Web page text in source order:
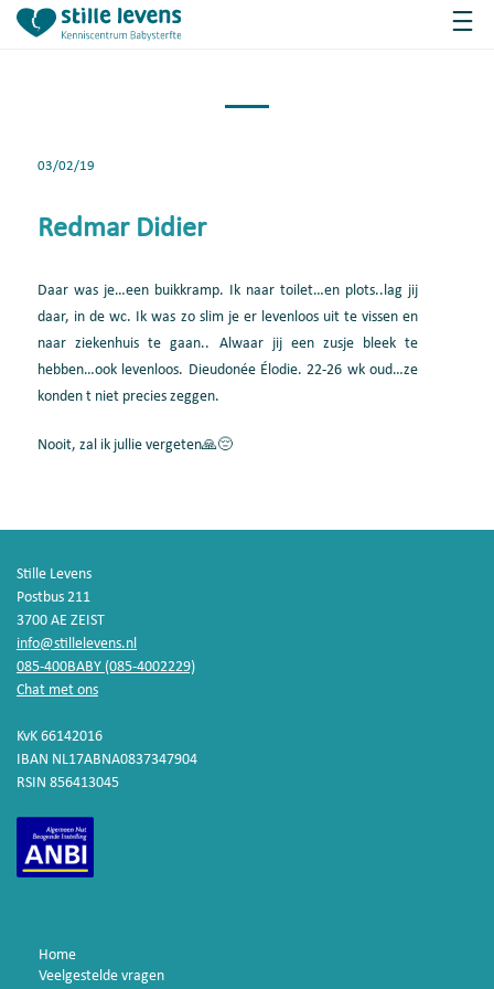
03/02/19
Redmar Didier
Daar was je…een buikkramp. Ik naar toilet…en plots..lag jij
daar, in de wc. Ik was zo slim je er levenloos uit te vissen en
naar ziekenhuis te gaan.. Alwaar jij een zusje bleek te
hebben…ook levenloos. Dieudonée Élodie. 22-26 wk oud…ze
konden t niet precies zeggen.
Nooit, zal ik jullie vergeten🙏😔
Stille Levens
Postbus 211
3700 AE ZEIST
info@stillelevens.nl
085-400BABY (085-4002229)
Chat met ons
KvK 66142016
IBAN NL17ABNA0837347904
RSIN 856413045
Home
Veelgestelde vragen